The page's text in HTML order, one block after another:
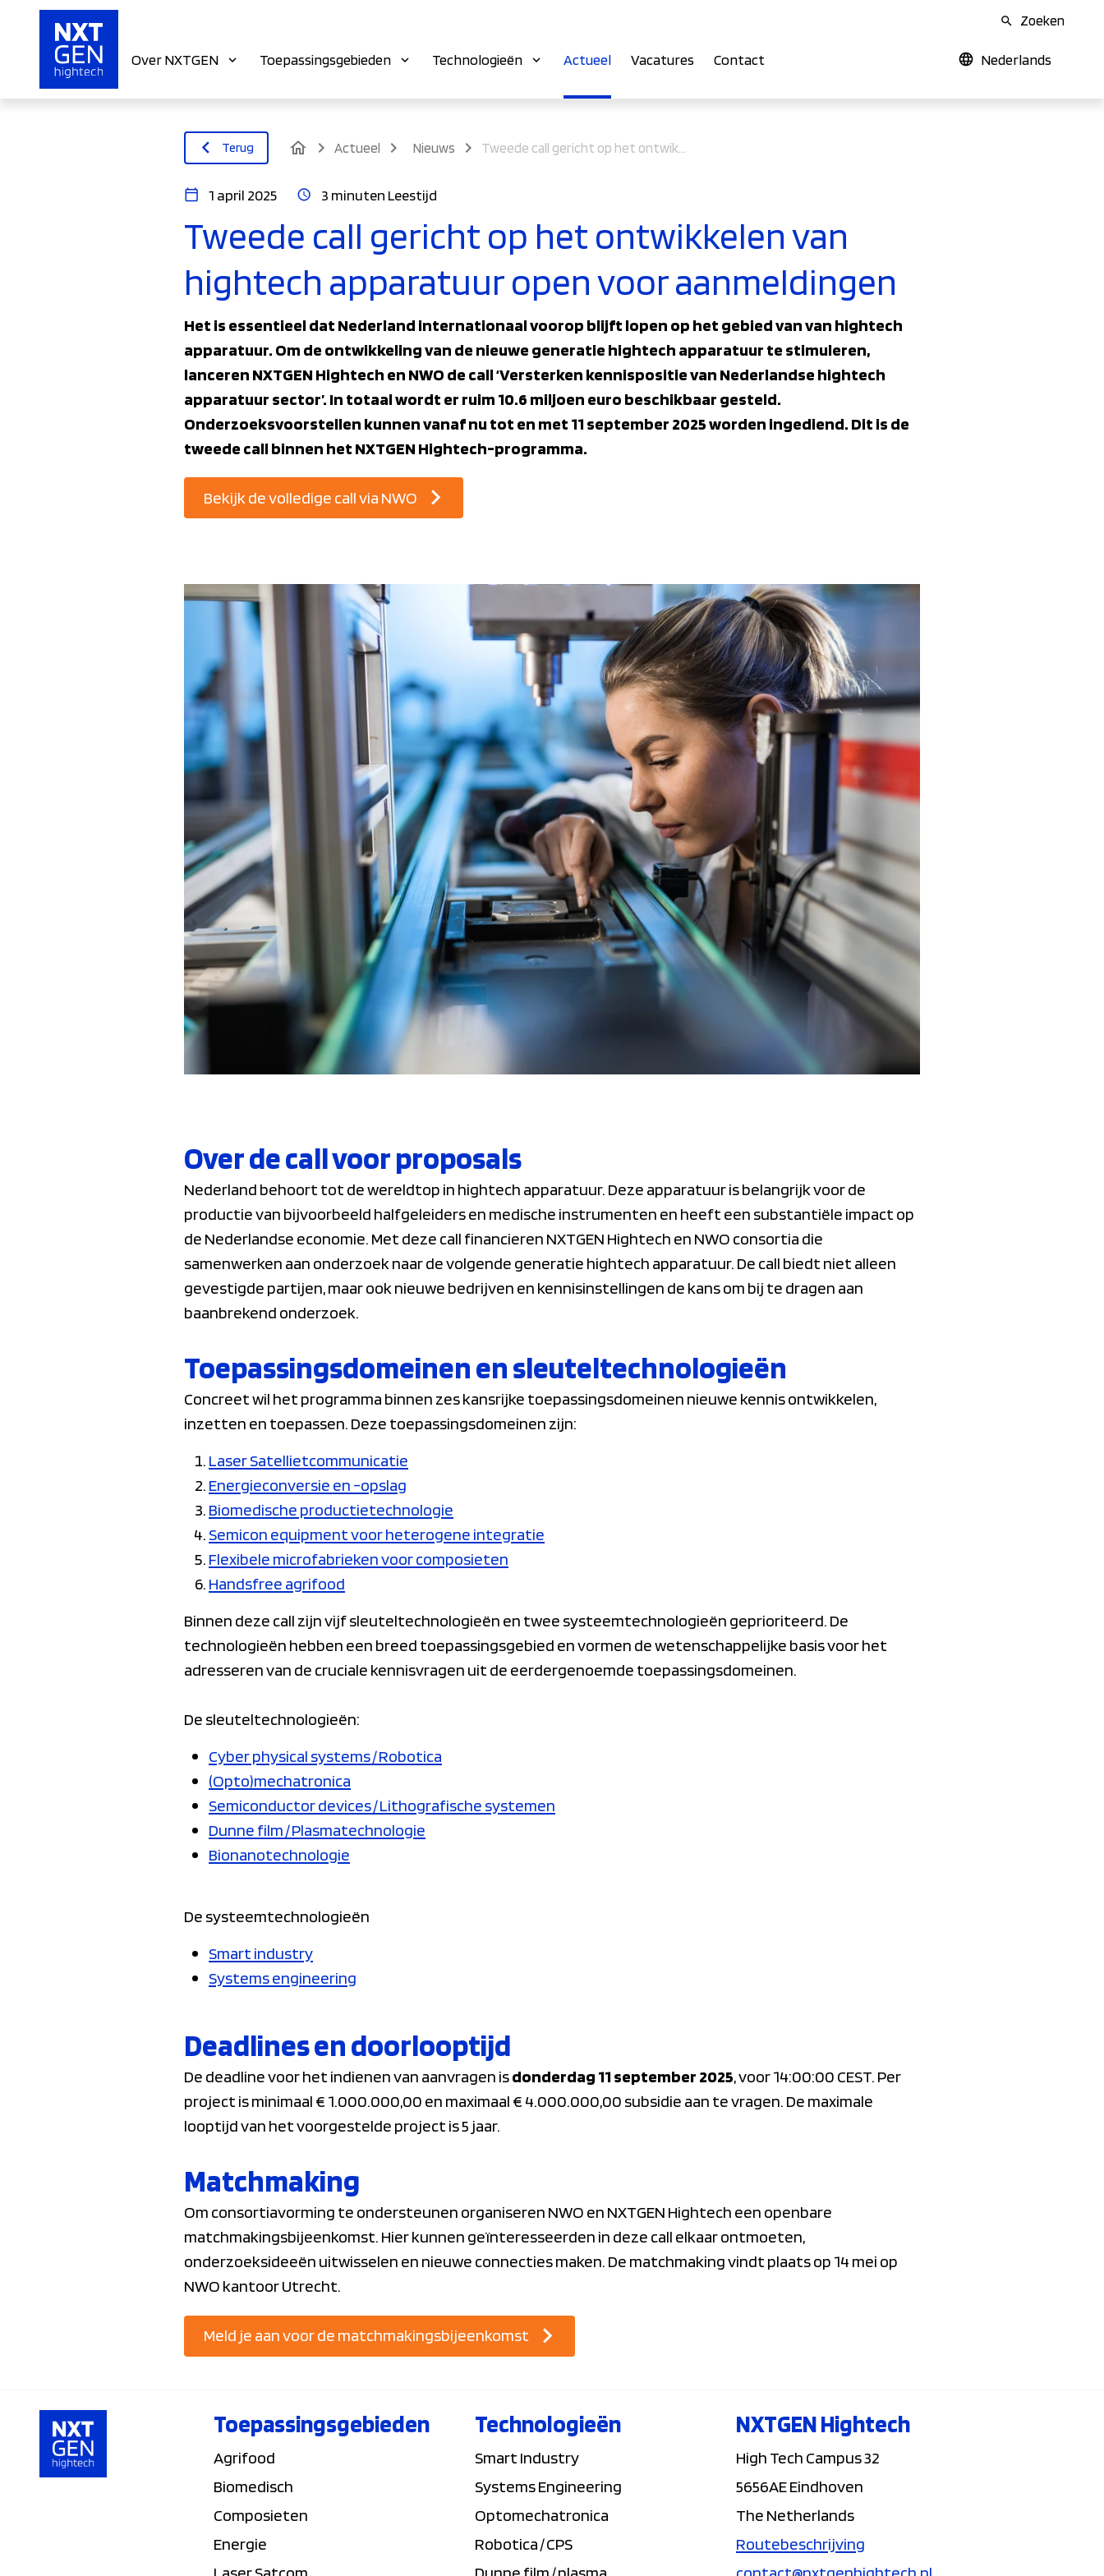
Zoeken
Over NXTGEN Toepassingsgebieden Technologieën Actueel Vacatures Contact Nederlands
Terug home Actueel Nieuws
1 april 2025 3 minuten Leestijd
Tweede call gericht op het ontwikkelen van
hightech apparatuur open voor aanmeldingen
Het is essentieel dat Nederland internationaal voorop blijft lopen op het gebied van van hightech
apparatuur. Om de ontwikkeling van de nieuwe generatie hightech apparatuur te stimuleren,
lanceren NXTGEN Hightech en NWO de call ‘Versterken kennispositie van Nederlandse hightech
apparatuur sector’. In totaal wordt er ruim 10.6 miljoen euro beschikbaar gesteld.
Onderzoeksvoorstellen kunnen vanaf nu tot en met 11 september 2025 worden ingediend. Dit is de
tweede call binnen het NXTGEN Hightech-programma.
Bekijk de volledige call via NWO
Over de call voor proposals
Nederland behoort tot de wereldtop in hightech apparatuur. Deze apparatuur is belangrijk voor de
productie van bijvoorbeeld halfgeleiders en medische instrumenten en heeft een substantiële impact op
de Nederlandse economie. Met deze call financieren NXTGEN Hightech en NWO consortia die
samenwerken aan onderzoek naar de volgende generatie hightech apparatuur. De call biedt niet alleen
gevestigde partijen, maar ook nieuwe bedrijven en kennisinstellingen de kans om bij te dragen aan
baanbrekend onderzoek.
Toepassingsdomeinen en sleuteltechnologieën
Concreet wil het programma binnen zes kansrijke toepassingsdomeinen nieuwe kennis ontwikkelen,
inzetten en toepassen. Deze toepassingsdomeinen zijn:
Laser Satellietcommunicatie
Energieconversie en -opslag
Biomedische productietechnologie
Semicon equipment voor heterogene integratie
Flexibele microfabrieken voor composieten
Handsfree agrifood
Binnen deze call zijn vijf sleuteltechnologieën en twee systeemtechnologieën geprioriteerd. De
technologieën hebben een breed toepassingsgebied en vormen de wetenschappelijke basis voor het
adresseren van de cruciale kennisvragen uit de eerdergenoemde toepassingsdomeinen.
De sleuteltechnologieën:
Cyber physical systems / Robotica
(Opto)mechatronica
Semiconductor devices / Lithografische systemen
Dunne film / Plasmatechnologie
Bionanotechnologie
De systeemtechnologieën
Smart industry
Systems engineering
Deadlines en doorlooptijd
De deadline voor het indienen van aanvragen isdonderdag 11 september 2025, voor 14:00:00 CEST. Per
project is minimaal € 1.000.000,00 en maximaal € 4.000.000,00 subsidie aan te vragen. De maximale
looptijd van het voorgestelde project is 5 jaar.
Matchmaking
Om consortiavorming te ondersteunen organiseren NWO en NXTGEN Hightech een openbare
matchmakingsbijeenkomst. Hier kunnen geïnteresseerden in deze call elkaar ontmoeten,
onderzoeksideeën uitwisselen en nieuwe connecties maken. De matchmaking vindt plaats op 14 mei op
NWO kantoor Utrecht.
Meld je aan voor de matchmakingsbijeenkomst
Toepassingsgebieden
Agrifood
Biomedisch
Composieten
Energie
Technologieën
Smart Industry
Systems Engineering
Optomechatronica
Robotica / CPS
NXTGEN Hightech
High Tech Campus 32
5656AE Eindhoven
The Netherlands
Routebeschrijving